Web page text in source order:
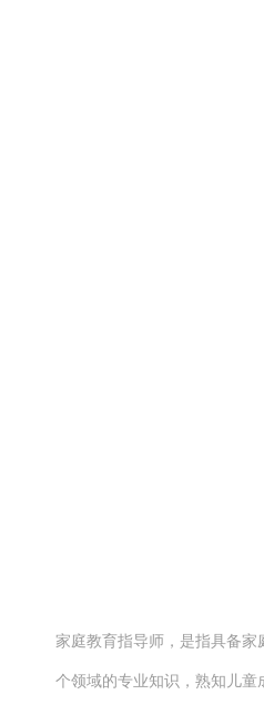
家庭教育指导师，是指具备
个领域的专业知识，熟知儿